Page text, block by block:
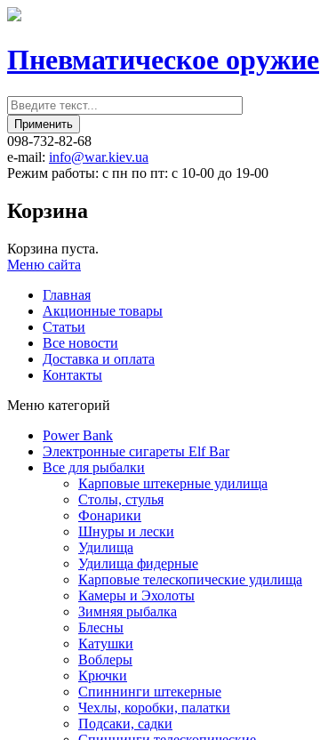
Пневматическое оружие
098-732-82-68
e-mail: info@war.kiev.ua
Режим работы: с пн по пт: с 10-00 до 19-00
Корзина
Корзина пуста.
Меню сайта
Главная
Акционные товары
Статьи
Все новости
Доставка и оплата
Контакты
Меню категорий
Power Bank
Электронные сигареты Elf Bar
Все для рыбалки
Карповые штекерные удилища
Столы, стулья
Фонарики
Шнуры и лески
Удилища
Удилища фидерные
Карповые телескопические удилища
Камеры и Эхолоты
Зимняя рыбалка
Блесны
Катушки
Воблеры
Крючки
Спиннинги штекерные
Чехлы, коробки, палатки
Подсаки, садки